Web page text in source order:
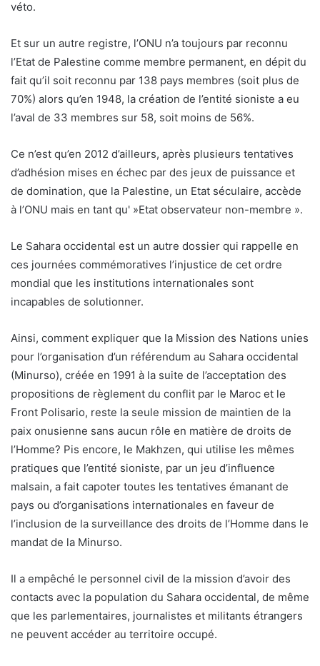
véto.
Et sur un autre registre, l’ONU n’a toujours par reconnu
l’Etat de Palestine comme membre permanent, en dépit du
fait qu’il soit reconnu par 138 pays membres (soit plus de
70%) alors qu’en 1948, la création de l’entité sioniste a eu
l’aval de 33 membres sur 58, soit moins de 56%.
Ce n’est qu’en 2012 d’ailleurs, après plusieurs tentatives
d’adhésion mises en échec par des jeux de puissance et
de domination, que la Palestine, un Etat séculaire, accède
à l’ONU mais en tant qu' »Etat observateur non-membre ».
Le Sahara occidental est un autre dossier qui rappelle en
ces journées commémoratives l’injustice de cet ordre
mondial que les institutions internationales sont
incapables de solutionner.
Ainsi, comment expliquer que la Mission des Nations unies
pour l’organisation d’un référendum au Sahara occidental
(Minurso), créée en 1991 à la suite de l’acceptation des
propositions de règlement du conflit par le Maroc et le
Front Polisario, reste la seule mission de maintien de la
paix onusienne sans aucun rôle en matière de droits de
l’Homme? Pis encore, le Makhzen, qui utilise les mêmes
pratiques que l’entité sioniste, par un jeu d’influence
malsain, a fait capoter toutes les tentatives émanant de
pays ou d’organisations internationales en faveur de
l’inclusion de la surveillance des droits de l’Homme dans le
mandat de la Minurso.
Il a empêché le personnel civil de la mission d’avoir des
contacts avec la population du Sahara occidental, de même
que les parlementaires, journalistes et militants étrangers
ne peuvent accéder au territoire occupé.